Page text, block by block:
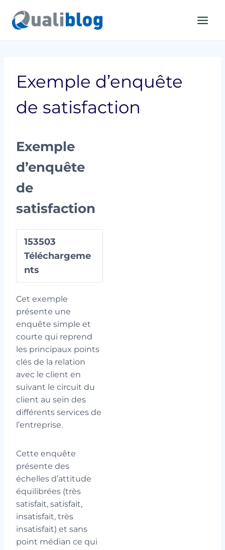
contenu
Exemple d’enquête
de satisfaction
Exemple
d’enquête
de
satisfaction
153503
Téléchargeme
nts
Cet exemple
présente une
enquête simple et
courte qui reprend
les principaux points
clés de la relation
avec le client en
suivant le circuit du
client au sein des
différents services de
l’entreprise.
Cette enquête
présente des
échelles d’attitude
équilibrées (très
satisfait, satisfait,
insatisfait, très
insatisfait) et sans
point médian ce qui